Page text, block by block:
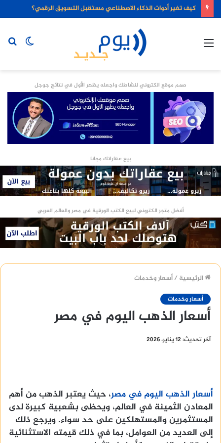
كيف تغير أدوات الذكاء الاصطناعي مستقبل التسويق الرقمي؟
الوضع
صمم موقع الكتروني لنشاطك واجعله يظهر الأول في نتائج جوجل
بيع عقاراتك مجانا
أفضل متجر الكتروني لبيع الكتب الورقية في مصر والعالم العربي
الرئيسية /أسعار وخدمات
أسعار وخدمات
أسعار الذهب اليوم في مصر
آخر تحديث: 12 يناير، 2026
أسعار الذهب اليوم في مصر، حيث يعتبر الذهب من أهم
المعادن الثمينة في العالم، ويحظى بشعبية كبيرة لدى
المستثمرين والمستهلكين على حد سواء. ويرجع ذلك
إلى العديد من العوامل، بما في ذلك قيمته الاستثنائية